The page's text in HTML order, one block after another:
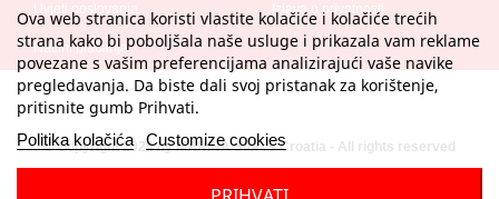
Uvjeti poslovanja
Načini plaćanja
Izjava o privatnosti
© Copyright 2024 by MARINA Stores Croatia - All rights reserved
Ova web stranica koristi vlastite kolačiće i kolačiće trećih
strana kako bi poboljšala naše usluge i prikazala vam reklame
povezane s vašim preferencijama analizirajući vaše navike
pregledavanja. Da biste dali svoj pristanak za korištenje,
pritisnite gumb Prihvati.
Politika kolačića Customize cookies